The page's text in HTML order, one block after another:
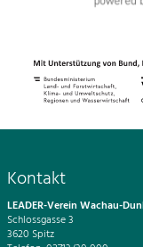
Kontakt
LEADER-Verein Wachau-
Schlossgasse 3
3620 Spitz